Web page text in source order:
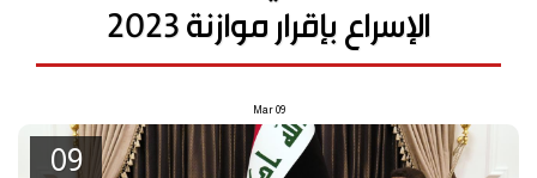
الإسراع بإقرار موازنة 2023
09
Mar
09